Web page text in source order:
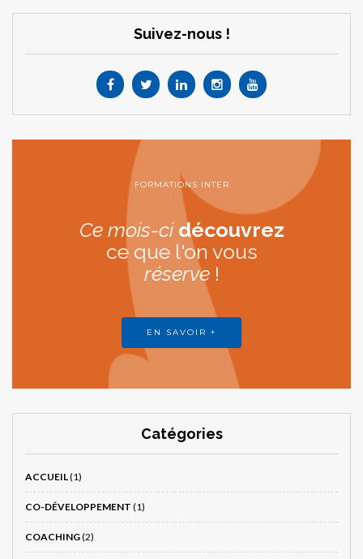
Suivez-nous !
FORMATIONS INTER
Ce mois-ci découvrez
ce que l'on vous
réserve!
EN SAVOIR +
Catégories
ACCUEIL(1)
CO-DÉVELOPPEMENT (1)
COACHING(2)